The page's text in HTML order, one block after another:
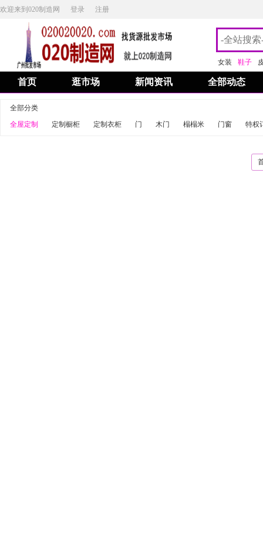
欢迎来到020制造网 登录 注册
女装 鞋子
首页 逛市场 新闻资讯 全部动态
全部分类
全屋定制
定制橱柜 定制衣柜 门 木门 榻榻米 门窗 特权